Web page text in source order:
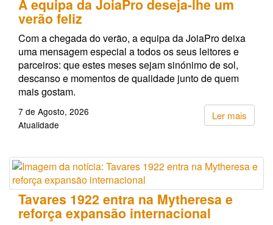
A equipa da JoiaPro deseja-lhe um
verão feliz
Com a chegada do verão, a equipa da JoiaPro deixa
uma mensagem especial a todos os seus leitores e
parceiros: que estes meses sejam sinónimo de sol,
descanso e momentos de qualidade junto de quem
mais gostam.
Ler mais
7 de Agosto, 2026
Atualidade
Tavares 1922 entra na Mytheresa e
reforça expansão internacional